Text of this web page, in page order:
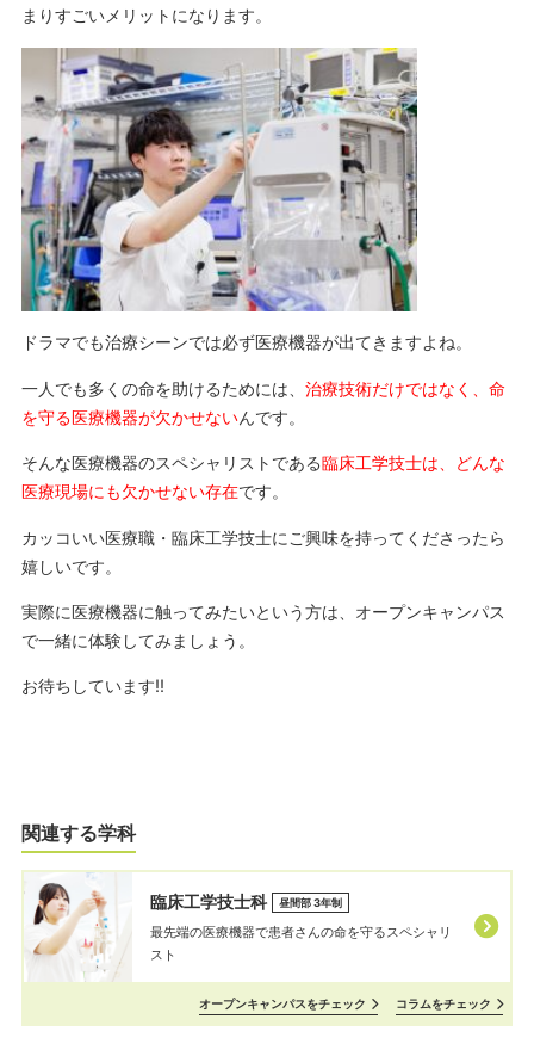
まりすごいメリットになります。
ドラマでも治療シーンでは必ず医療機器が出てきますよね。
一人でも多くの命を助けるためには、 治療技術だけではなく、命
を守る医療機器が欠かせないんです。
そんな医療機器のスペシャリストである臨床工学技士は、どんな
医療現場にも欠かせない存在です。
カッコいい医療職・臨床工学技士にご興味を持ってくださったら
嬉しいです。
実際に医療機器に触ってみたいという方は、オープンキャンパス
で一緒に体験してみましょう。
お待ちしています!!
関連する学科
臨床工学技士科 昼間部 3年制
最先端の医療機器で患者さんの命を守るスペシャリ
スト
オープンキャンパスをチェック コラムをチェック